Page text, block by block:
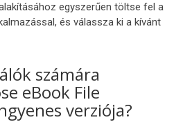
egyszerűen töltse fel a
és válassza ki a kívánt
számára
eBook File
verziója?